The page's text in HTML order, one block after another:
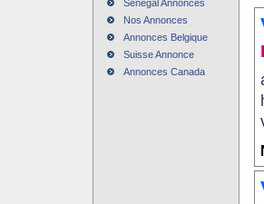
Senegal Annonces
Nos Annonces
Annonces Belgique
Suisse Annonce
Annonces Canada